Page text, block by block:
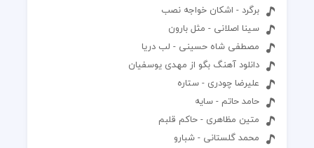
برگرد - اشکان خواجه نصب
سینا اصلانی - مثل بارون
مصطفی شاه حسینی - لب دریا
دانلود آهنگ بگو از مهدی یوسفیان
علیرضا چودری - ستاره
حامد حاتم - سایه
متین مظاهری - حاکم قلبم
محمد گلستانی - شبارو